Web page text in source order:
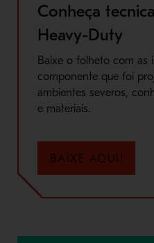
Conheça
Heavy-Duty
Baixe o folheto com as
componente que foi
ambientes severos,
e materiais.
BAIXE AQUI!